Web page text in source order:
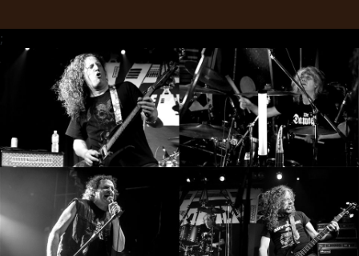
SYMPHONIQUE
MORGOTH
TALES
ANACHRONISM
SYNCHRO
ANARCHY
;